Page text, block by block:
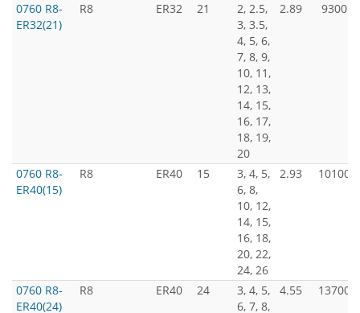
0760 R8-
ER32(21)
R8 ER32 21
2, 2.5,
3, 3.5,
4, 5, 6,
7, 8, 9,
10, 11,
12, 13,
14, 15,
16, 17,
18, 19,
20
2.89 9300
0760 R8-
ER40(15)
R8 ER40 15
3, 4, 5,
6, 8,
10, 12,
14, 15,
16, 18,
20, 22,
24, 26
2.93 10100
0760 R8-
ER40(24)
R8 ER40 24
3, 4, 5,
6, 7, 8,
4.55 13700